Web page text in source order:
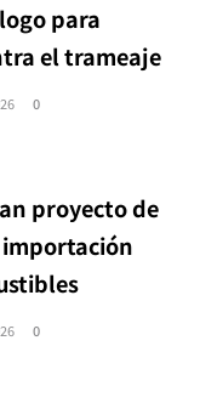
para
el trameaje
0
proyecto de
0